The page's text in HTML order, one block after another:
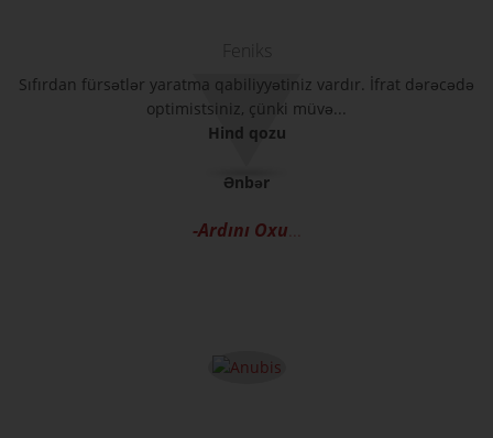
Feniks
Sıfırdan fürsətlər yaratma qabiliyyətiniz vardır. İfrat dərəcədə
optimistsiniz, çünki müvə...
Hind qozu
Ənbər
-Ardını Oxu...